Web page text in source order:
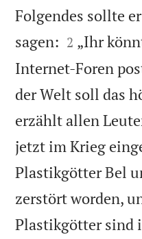
Folgendes sollte
sagen: 

2 „Ihr
Internet-Foren
der Welt soll das
erzählt allen
jetzt im Krieg
Plastikgötter Bel
zerstört worden,
Plastikgötter sind